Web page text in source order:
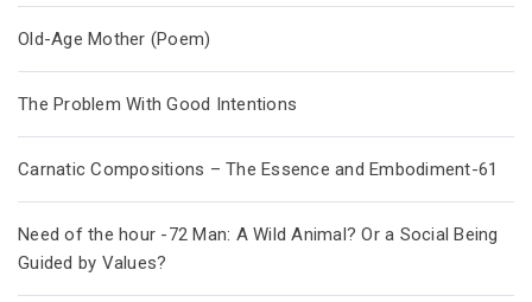
Old-Age Mother (Poem)
The Problem With Good Intentions
Carnatic Compositions – The Essence and Embodiment-61
Need of the hour -72 Man: A Wild Animal? Or a Social Being
Guided by Values?